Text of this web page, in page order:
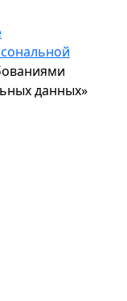
данных»